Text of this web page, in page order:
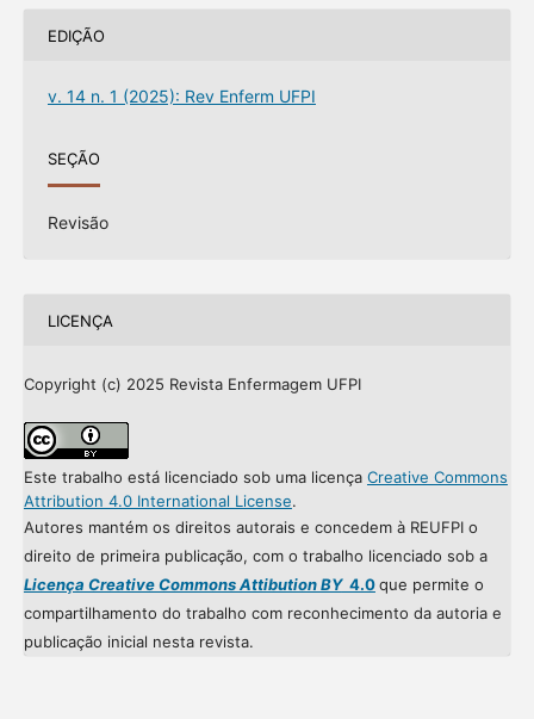
EDIÇÃO
v. 14 n. 1 (2025): Rev Enferm UFPI
SEÇÃO
Revisão
LICENÇA
Copyright (c) 2025 Revista Enfermagem UFPI
Este trabalho está licenciado sob uma licença Creative Commons
Attribution 4.0 International License.
Autores mantém os direitos autorais e concedem à REUFPI o
direito de primeira publicação, com o trabalho licenciado sob a
Licença Creative Commons Attibution BY4.0que permite o
compartilhamento do trabalho com reconhecimento da autoria e
publicação inicial nesta revista.